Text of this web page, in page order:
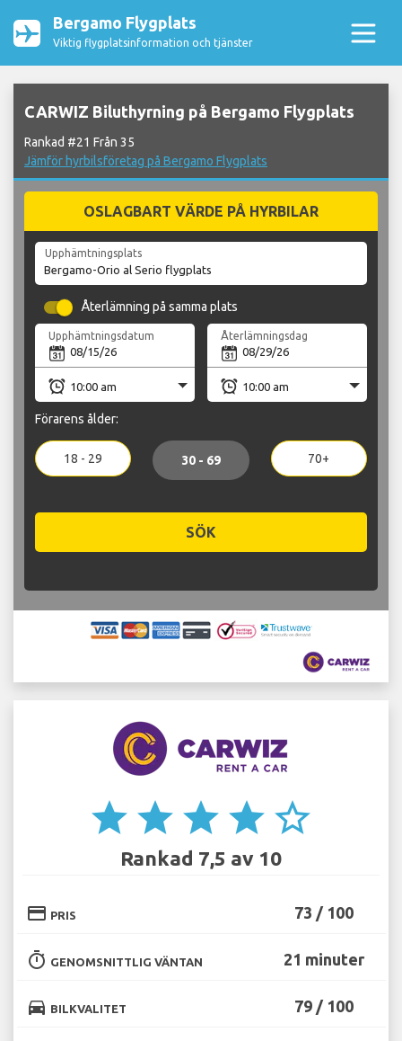
Bergamo Flygplats
Viktig flygplatsinformation och tjänster
CARWIZ Biluthyrning på Bergamo Flygplats
Rankad #21 Från 35
Jämför hyrbilsföretag på Bergamo Flygplats
OSLAGBART VÄRDE PÅ HYRBILAR
Upphämtningsplats
Återlämning på samma plats
Upphämtningsdatum Återlämningsdag
Förarens ålder:
18 - 29 30 - 69 70+
SÖK
star star star star star_border
Rankad 7,5 av 10
credit_card PRIS 73 / 100
timer GENOMSNITTLIG VÄNTAN 21 minuter
directions_car BILKVALITET 79 / 100